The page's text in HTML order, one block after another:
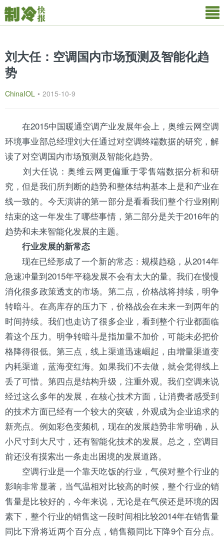
刘大任：空调国内市场预测及智能化趋
势
ChinaIOL • 2015-10-9
在2015中国暖通空调产业发展年会上，奥维云网空调
环境事业部总经理刘大任通过对空调终端数据的研究，解
读了对空调国内市场预测及智能化趋势。
刘大任说：奥维云网更偏重于零售端数据分析和研
究，但是我们所判断的趋势和整体结构基本上是和产业在
线一致的。今天演讲的第一部分是看看我们整个行业刚刚
结束的这一年发生了哪些事情，第二部分是关于2016年的
趋势和未来智能化发展的主题。
行业发展的新常态
现在已经形成了一个新的常态：规模趋稳，从2014年
急速冲量到2015年平稳发展不会有太大的量。我们在慢慢
消化很多政策透支的市场。第二点，价格战将持续，明争
转暗斗。在高库存的压力下，价格战会在未来一到两年的
时间持续。我们也走访了很多企业，看到整个行业都面临
着这个压力。明争转暗斗是指加量不加价，可能未必把价
格降得很低。第三点，线上渠道迅速崛起，由增量渠道变
内耗渠道，蓝海变红海。如果我们不去做，就会觉得线上
丢了可惜。第四点是结构升级，注重外观。我们空调来说
经过这么多年的发展，在核心技术方面，让消费者感受到
的技术方面已经有一个较大的突破，外观成为企业追求的
新亮点。例如彩色变频机，现在的发展趋势非常明确，从
小尺寸到大尺寸，还有智能化技术的发展。总之，空调目
前还没有摸索出一条走出困境的发展道路。
空调行业是一个靠天吃饭的行业，气侯对整个行业的
影响非常显著，当气温相对比较高的时候，整个行业的销
售量是比较好的，今年来说，无论是在气侯还是环境的因
素下，整个行业的销售这一段时间相比较2014年在销售量
同比下滑将近两个百分点，销售额同比下降9个百分点。